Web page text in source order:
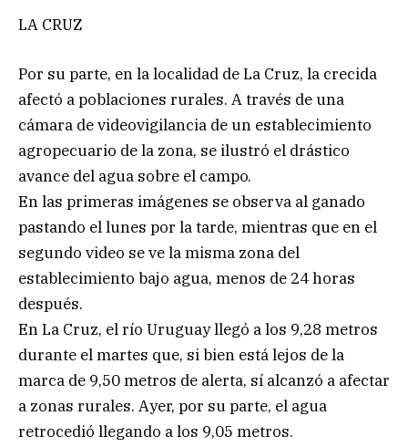
LA CRUZ
Por su parte, en la localidad de La Cruz, la crecida
afectó a poblaciones rurales. A través de una
cámara de videovigilancia de un establecimiento
agropecuario de la zona, se ilustró el drástico
avance del agua sobre el campo.
En las primeras imágenes se observa al ganado
pastando el lunes por la tarde, mientras que en el
segundo video se ve la misma zona del
establecimiento bajo agua, menos de 24 horas
después.
En La Cruz, el río Uruguay llegó a los 9,28 metros
durante el martes que, si bien está lejos de la
marca de 9,50 metros de alerta, sí alcanzó a afectar
a zonas rurales. Ayer, por su parte, el agua
retrocedió llegando a los 9,05 metros.